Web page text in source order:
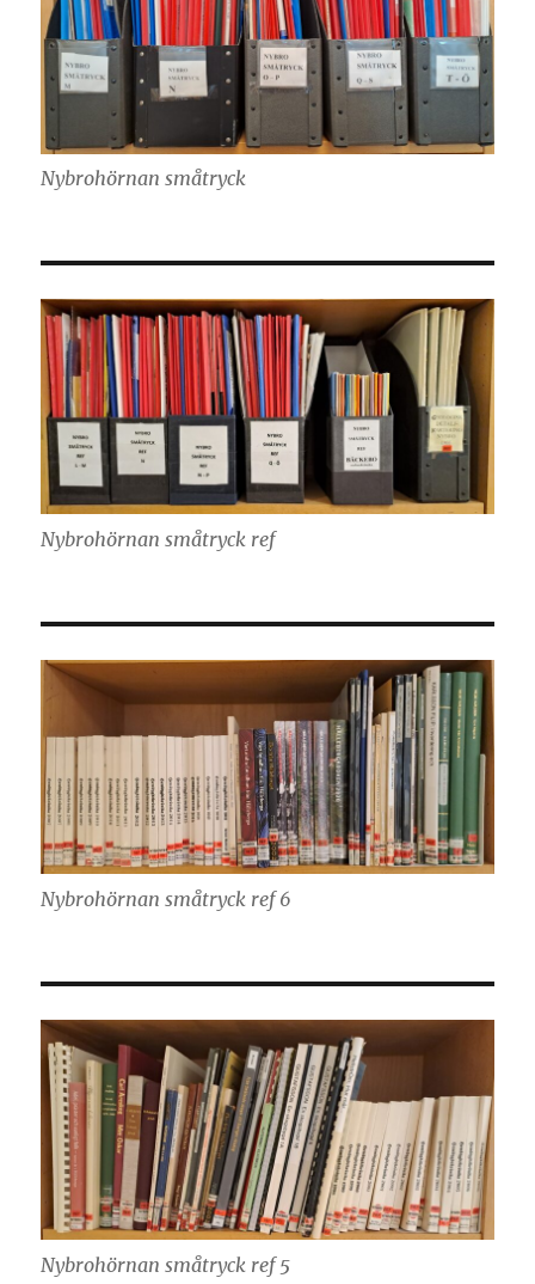
Nybrohörnan småtryck
Nybrohörnan småtryck ref
Nybrohörnan småtryck ref 6
Nybrohörnan småtryck ref 5